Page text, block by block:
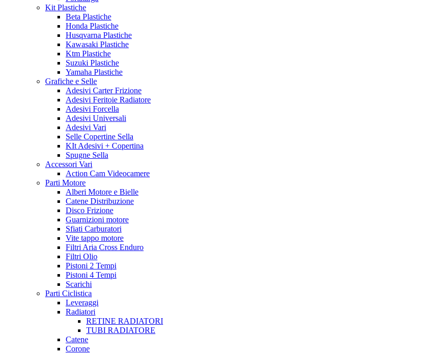
Kit Plastiche
Beta Plastiche
Honda Plastiche
Husqvarna Plastiche
Kawasaki Plastiche
Ktm Plastiche
Suzuki Plastiche
Yamaha Plastiche
Grafiche e Selle
Adesivi Carter Frizione
Adesivi Feritoie Radiatore
Adesivi Forcella
Adesivi Universali
Adesivi Vari
Selle Copertine Sella
KIt Adesivi + Copertina
Spugne Sella
Accessori Vari
Action Cam Videocamere
Parti Motore
Alberi Motore e Bielle
Catene Distribuzione
Disco Frizione
Guarnizioni motore
Sfiati Carburatori
Vite tappo motore
Filtri Aria Cross Enduro
Filtri Olio
Pistoni 2 Tempi
Pistoni 4 Tempi
Scarichi
Parti Ciclistica
Leveraggi
Radiatori
RETINE RADIATORI
TUBI RADIATORE
Catene
Corone